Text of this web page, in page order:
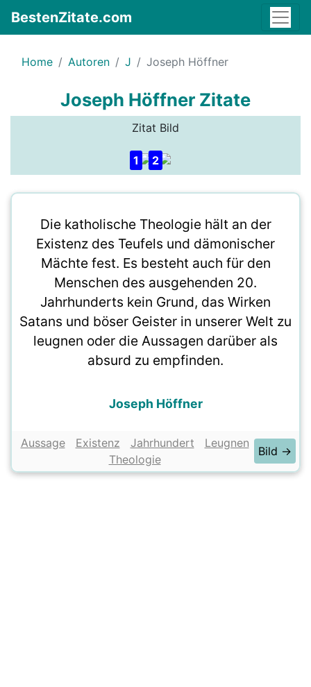
BestenZitate.com
Home Autoren J Joseph Höffner
Joseph Höffner Zitate
Zitat Bild
1 2
Die katholische Theologie hält an der
Existenz des Teufels und dämonischer
Mächte fest. Es besteht auch für den
Menschen des ausgehenden 20.
Jahrhunderts kein Grund, das Wirken
Satans und böser Geister in unserer Welt zu
leugnen oder die Aussagen darüber als
absurd zu empfinden.
Joseph Höffner
Aussage Existenz Jahrhundert
Leugnen
Theologie
Bild →